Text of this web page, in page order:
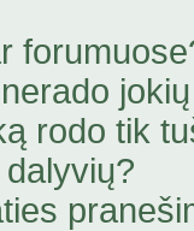
rodo tik